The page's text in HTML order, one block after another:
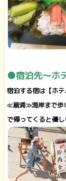
●宿泊先～ホ
宿泊する宿は【ホ
≪扇浦≫海岸まで歩
で帰ってくると優